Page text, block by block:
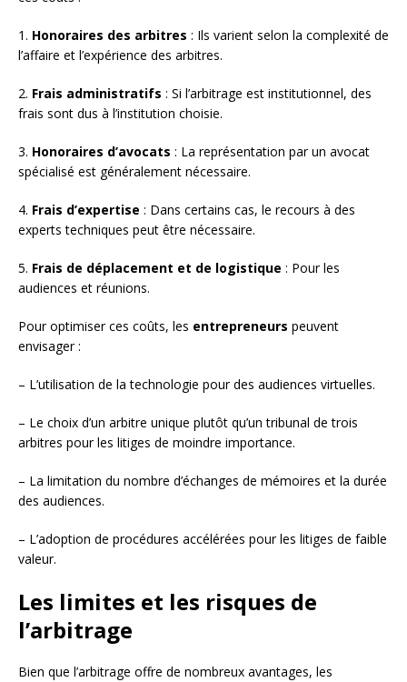
1. Honoraires des arbitres : Ils varient selon la complexité de
l’affaire et l’expérience des arbitres.
2. Frais administratifs : Si l’arbitrage est institutionnel, des
frais sont dus à l’institution choisie.
3. Honoraires d’avocats : La représentation par un avocat
spécialisé est généralement nécessaire.
4. Frais d’expertise : Dans certains cas, le recours à des
experts techniques peut être nécessaire.
5. Frais de déplacement et de logistique : Pour les
audiences et réunions.
Pour optimiser ces coûts, les entrepreneurs peuvent
envisager :
– L’utilisation de la technologie pour des audiences virtuelles.
– Le choix d’un arbitre unique plutôt qu’un tribunal de trois
arbitres pour les litiges de moindre importance.
– La limitation du nombre d’échanges de mémoires et la durée
des audiences.
– L’adoption de procédures accélérées pour les litiges de faible
valeur.
Les limites et les risques de
l’arbitrage
Bien que l’arbitrage offre de nombreux avantages, les